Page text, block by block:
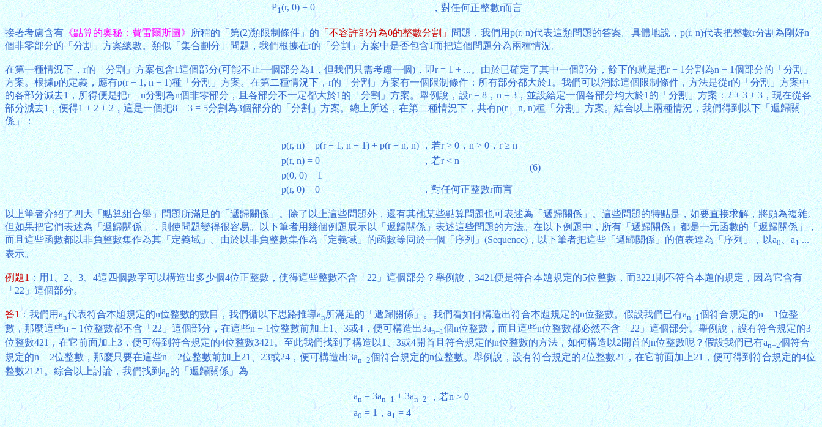
P1(r, 0) = 0 ，對任何正整數r而言
接著考慮含有《點算的奧秘：費雷爾斯圖》所稱的「第(2)類限制條件」的「不容許部分為0的整數分割」問題，我們用p(r, n)代表這類問題的答案。具體地說，p(r, n)代表把整數r分割為剛好n
個非零部分的「分割」方案總數。類似「集合劃分」問題，我們根據在r的「分割」方案中是否包含1而把這個問題分為兩種情況。
在第一種情況下，r的「分割」方案包含1這個部分(可能不止一個部分為1，但我們只需考慮一個)，即r = 1 + ...。由於已確定了其中一個部分，餘下的就是把r − 1分割為n − 1個部分的「分割」
方案。根據p的定義，應有p(r − 1, n − 1)種「分割」方案。在第二種情況下，r的「分割」方案有一個限制條件：所有部分都大於1。我們可以消除這個限制條件，方法是從r的「分割」方案中
的各部分減去1，所得便是把r − n分割為n個非零部分，且各部分不一定都大於1的「分割」方案。舉例說，設r = 8，n = 3，並設給定一個各部分均大於1的「分割」方案：2 + 3 + 3，現在從各
部分減去1，便得1 + 2 + 2，這是一個把8 − 3 = 5分割為3個部分的「分割」方案。總上所述，在第二種情況下，共有p(r − n, n)種「分割」方案。結合以上兩種情況，我們得到以下「遞歸關
係」：
p(r, n) = p(r − 1, n − 1) + p(r − n, n) ，若r > 0，n > 0，r ≥ n
(6)
p(r, n) = 0
，若r < n
p(0, 0) = 1
p(r, 0) = 0
，對任何正整數r而言
以上筆者介紹了四大「點算組合學」問題所滿足的「遞歸關係」。除了以上這些問題外，還有其他某些點算問題也可表述為「遞歸關係」。這些問題的特點是，如要直接求解，將頗為複雜。
但如果把它們表述為「遞歸關係」，則使問題變得很容易。以下筆者用幾個例題展示以「遞歸關係」表述這些問題的方法。在以下例題中，所有「遞歸關係」都是一元函數的「遞歸關係」，
而且這些函數都以非負整數集作為其「定義域」。由於以非負整數集作為「定義域」的函數等同於一個「序列」(Sequence)，以下筆者把這些「遞歸關係」的值表達為「序列」，以a0、a1...
表示。
例題1：用1、2、3、4這四個數字可以構造出多少個4位正整數，使得這些整數不含「22」這個部分？舉例說，3421便是符合本題規定的5位整數，而3221則不符合本題的規定，因為它含有
「22」這個部分。
答1：我們用an代表符合本題規定的n位整數的數目，我們循以下思路推導an所滿足的「遞歸關係」。我們看如何構造出符合本題規定的n位整數。假設我們已有an−1個符合規定的n − 1位整
數，那麼這些n − 1位整數都不含「22」這個部分，在這些n − 1位整數前加上1、3或4，便可構造出3an−1個n位整數，而且這些n位整數都必然不含「22」這個部分。舉例說，設有符合規定的3
位整數421，在它前面加上3，便可得到符合規定的4位整數3421。至此我們找到了構造以1、3或4開首且符合規定的n位整數的方法，如何構造以2開首的n位整數呢？假設我們已有an−2個符合
規定的n − 2位整數，那麼只要在這些n − 2位整數前加上21、23或24，便可構造出3an−2個符合規定的n位整數。舉例說，設有符合規定的2位整數21，在它前面加上21，便可得到符合規定的4位
整數2121。綜合以上討論，我們找到an的「遞歸關係」為
an= 3an−1+ 3an−2 ，若n > 0
a0= 1，a1= 4